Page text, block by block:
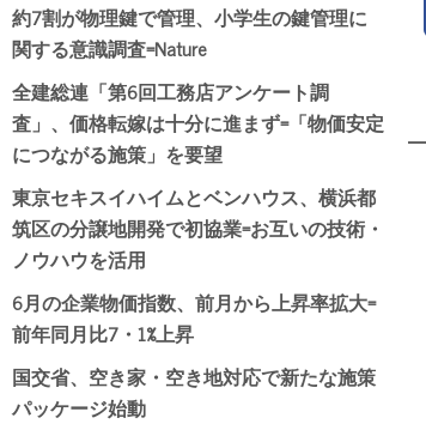
約7割が物理鍵で管理、小学生の鍵管理に
関する意識調査=Nature
全建総連「第6回工務店アンケート調
査」、価格転嫁は十分に進まず=「物価安定
につながる施策」を要望
東京セキスイハイムとベンハウス、横浜都
筑区の分譲地開発で初協業=お互いの技術・
ノウハウを活用
6月の企業物価指数、前月から上昇率拡大=
前年同月比7・1%上昇
国交省、空き家・空き地対応で新たな施策
パッケージ始動